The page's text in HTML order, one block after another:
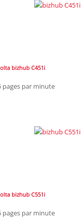
bizhub C451i
pages par minute
bizhub C551i
pages par minute